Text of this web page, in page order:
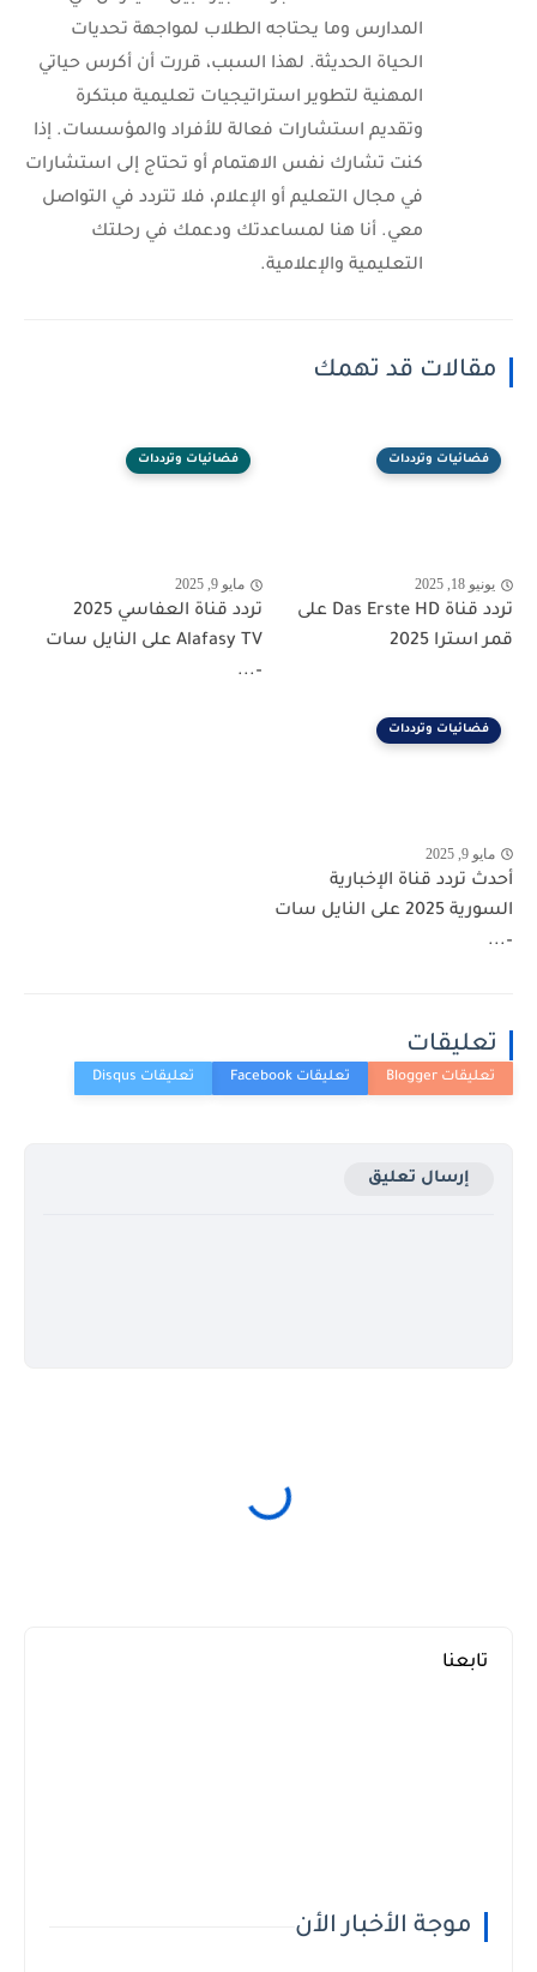
المدارس وما يحتاجه الطلاب لمواجهة تحديات
الحياة الحديثة. لهذا السبب، قررت أن أكرس حياتي
المهنية لتطوير استراتيجيات تعليمية مبتكرة
وتقديم استشارات فعالة للأفراد والمؤسسات. إذا
كنت تشارك نفس الاهتمام أو تحتاج إلى استشارات
في مجال التعليم أو الإعلام، فلا تتردد في التواصل
معي. أنا هنا لمساعدتك ودعمك في رحلتك
التعليمية والإعلامية.
مقالات قد تهمك
فضائيات وترددات
يونيو 18, 2025
تردد قناة Das Erste HD على
قمر استرا 2025
فضائيات وترددات
مايو 9, 2025
تردد قناة العفاسي 2025
Alafasy TV على النايل سات
–...
فضائيات وترددات
مايو 9, 2025
أحدث تردد قناة الإخبارية
السورية 2025 على النايل سات
–...
تعليقات
إرسال تعليق
تابعنا
موجة الأخبار الأن